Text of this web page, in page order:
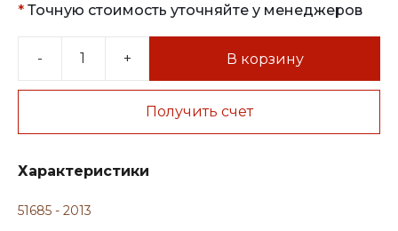
* Точную стоимость уточняйте у менеджеров
- + В корзину
Получить счет
Характеристики
51685 - 2013